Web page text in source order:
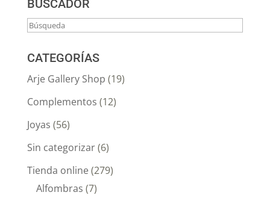
BUSCADOR
CATEGORÍAS
Arje Gallery Shop (19)
Complementos (12)
Joyas (56)
Sin categorizar(6)
Tienda online(279)
Alfombras (7)